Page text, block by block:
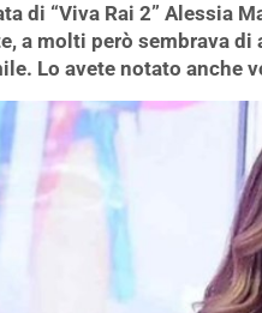
di “Viva Rai 2” Alessia
a molti però sembrava
Lo avete notato anche